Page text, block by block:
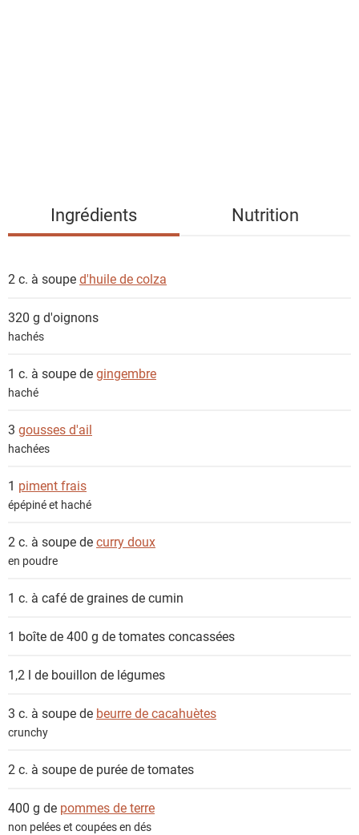
i
n
s
Ingrédients Nutrition
2 c. à souped'huile de colza
320 g d'oignons
hachés
1 c. à soupe degingembre
haché
3 gousses d'ail
hachées
1 piment frais
épépiné et haché
2 c. à soupe decurry doux
en poudre
1 c. à café degraines de cumin
1 boîte de 400 g detomates concassées
1,2 l de bouillon de légumes
3 c. à soupe de beurre de cacahuètes
crunchy
2 c. à soupe de purée de tomates
400 g de pommes de terre
non pelées et coupées en dés